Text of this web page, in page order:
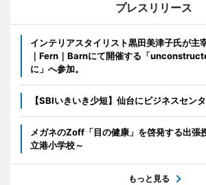
プレスリリース
インテリアスタイリスト黒田美津子氏が
｜Fern｜Barnにて開催する「
に」へ参加。
【SBIいきいき少短】仙台にビジネスセン
メガネのZoff「目の健康」を啓発する出張
立港小学校～
もっと見る